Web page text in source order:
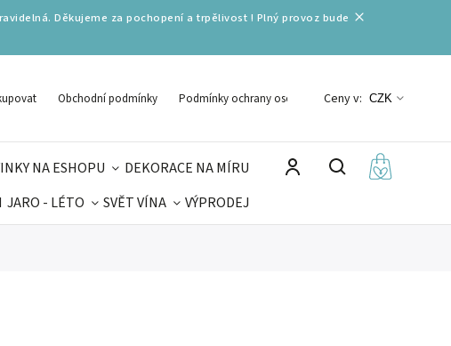
Děkujeme za pochopení a trpělivost ! Plný provoz bude
Obchodní podmínky Podmínky ochrany osobních údajů
Ceny v: CZK
NA ESHOPU
DEKORACE NA MÍRU
JARO - LÉTO SVĚT VÍNA
VÝPRODEJ